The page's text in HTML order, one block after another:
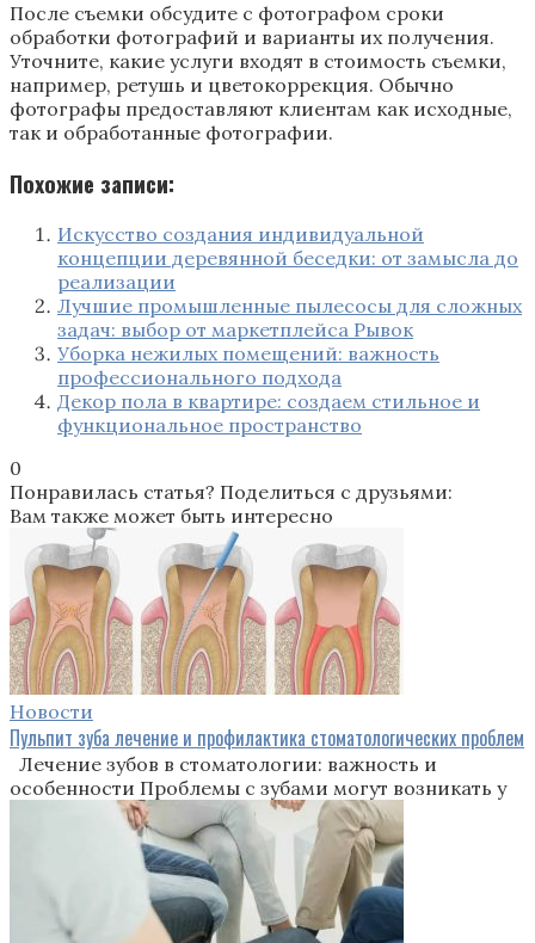
После съемки обсудите с фотографом сроки
обработки фотографий и варианты их получения.
Уточните, какие услуги входят в стоимость съемки,
например, ретушь и цветокоррекция. Обычно
фотографы предоставляют клиентам как исходные,
так и обработанные фотографии.
Похожие записи:
Искусство создания индивидуальной
концепции деревянной беседки: от замысла до
реализации
Лучшие промышленные пылесосы для сложных
задач: выбор от маркетплейса Рывок
Уборка нежилых помещений: важность
профессионального подхода
Декор пола в квартире: создаем стильное и
функциональное пространство
0
Понравилась статья? Поделиться с друзьями:
Вам также может быть интересно
Новости
Пульпит зуба лечение и профилактика стоматологических проблем
Лечение зубов в стоматологии: важность и
особенности Проблемы с зубами могут возникать у